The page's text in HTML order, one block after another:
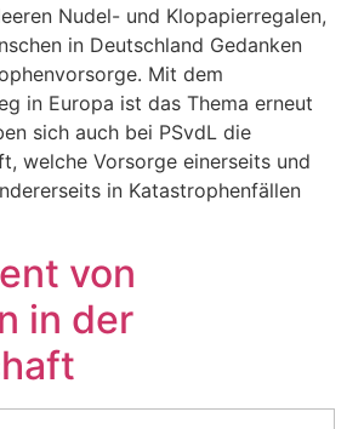
Nudel- und Klopapierregalen,
in Deutschland Gedanken
Mit dem
in Europa ist das Thema erneut
sich auch bei PSvdL die
welche Vorsorge einerseits und
in Katastrophenfällen
von
in der